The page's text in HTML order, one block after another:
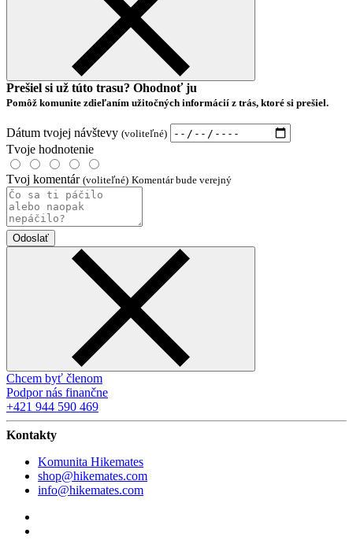
Prešiel si už túto trasu? Ohodnoť ju
Pomôž komunite zdieľaním užitočných informácií z trás, ktoré si prešiel.
Dátum tvojej návštevy (voliteľné)
Tvoje hodnotenie
Tvoj komentár (voliteľné) Komentár bude verejný
Odoslať
Chcem byť členom
Podpor nás finančne
+421 944 590 469
Kontakty
Komunita Hikemates
shop@hikemates.com
info@hikemates.com